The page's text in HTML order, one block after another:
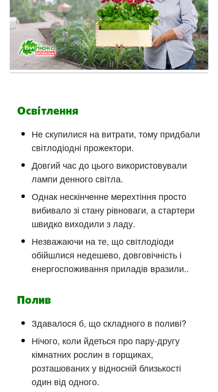
Освітлення
Не скупилися на витрати, тому придбали
світлодіодні прожектори.
Довгий час до цього використовували
лампи денного світла.
Однак нескінченне мерехтіння просто
вибивало зі стану рівноваги, а стартери
швидко виходили з ладу.
Незважаючи на те, що світлодіоди
обійшлися недешево, довговічність і
енергоспоживання приладів вразили..
Полив
Здавалося б, що складного в поливі?
Нічого, коли йдеться про пару-другу
кімнатних рослин в горщиках,
розташованих у відносній близькості
один від одного.